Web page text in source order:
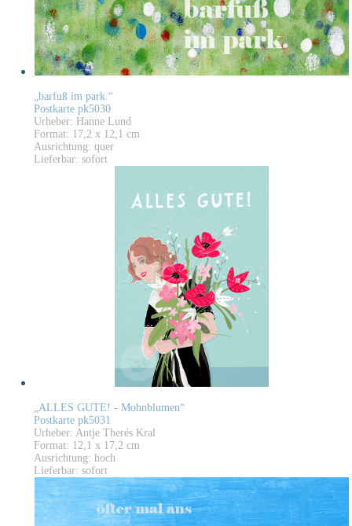
„barfuß im park.“
Postkarte pk5030
Urheber: Hanne Lund
Format: 17,2 x 12,1 cm
Ausrichtung: quer
Lieferbar: sofort
„ALLES GUTE! - Mohnblumen“
Postkarte pk5031
Urheber: Antje Therés Kral
Format: 12,1 x 17,2 cm
Ausrichtung: hoch
Lieferbar: sofort